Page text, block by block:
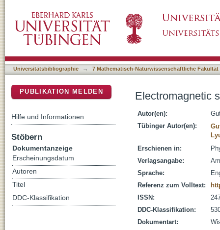
Universitätsbibliographie → 7 Mathematisch-Naturwissenschaftliche Fakultät
Electromagnetic
Autor(en):
Tübinger Autor(en):
Erschienen in:
Verlagsangabe:
Sprache:
Referenz zum Volltext:
ISSN:
DDC-Klassifikation:
Dokumentart:
PUBLIKATION MELDEN
Hilfe und Informationen
Stöbern
Dokumentanzeige
Erscheinungsdatum
Autoren
Titel
DDC-Klassifikation